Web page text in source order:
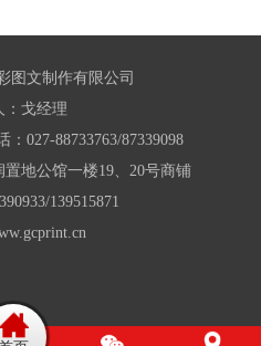
图文制作有限公司
：戈经理
：027-88733763/87339098
地公馆一楼19、20号商铺
139515871